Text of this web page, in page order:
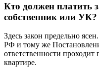
Кто должен платить
собственник или УК?
Здесь закон предельно
РФ и тому же
ответственности
квартире.